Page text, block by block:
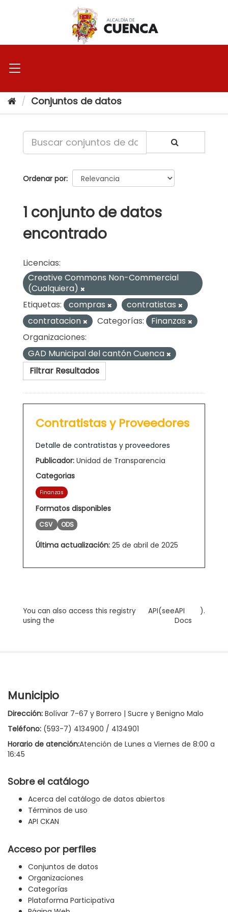
Conjuntos de datos
Ordenar por
1 conjunto de datos
encontrado
Licencias:
Creative Commons Non-Commercial
(Cualquiera)
Etiquetas:
compras
contratistas
contratacion
Categorías:
Finanzas
Organizaciones:
GAD Municipal del cantón Cuenca
Filtrar Resultados
Contratistas y Proveedores
Detalle de contratistas y proveedores
Publicador: Unidad de Transparencia
Categorias
Finanzas
Formatos disponibles
CSV ODS
Última actualización: 25 de abril de 2025
You can also access this registry
using the
API(seeAPI
Docs
).
Municipio
Dirección: Bolívar 7-67 y Borrero | Sucre y Benigno Malo
Teléfono: (593-7) 4134900 / 4134901
Horario de atención:Atención de Lunes a Viernes de 8:00 a
16:45
Sobre el catálogo
Acerca del catálogo de datos abiertos
Términos de uso
API CKAN
Acceso por perfiles
Conjuntos de datos
Organizaciones
Categorías
Plataforma Participativa